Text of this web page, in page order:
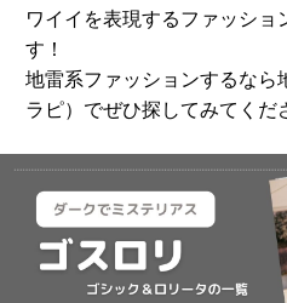
ワイイを表現するファッショ
す！
地雷系ファッションするなら
ラピ）でぜひ探してみてくだ